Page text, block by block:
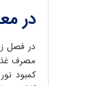
در
در فصل
مصرف
کمبود